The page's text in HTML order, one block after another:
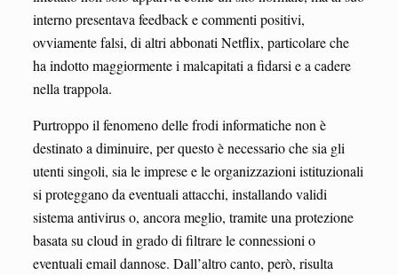
interno presentava feedback e commenti positivi,
ovviamente falsi, di altri abbonati Netflix, particolare che
ha indotto maggiormente i malcapitati a fidarsi e a cadere
nella trappola.
Purtroppo il fenomeno delle frodi informatiche non è
destinato a diminuire, per questo è necessario che sia gli
utenti singoli, sia le imprese e le organizzazioni istituzionali
si proteggano da eventuali attacchi, installando validi
sistema antivirus o, ancora meglio, tramite una protezione
basata su cloud in grado di filtrare le connessioni o
eventuali email dannose. Dall’altro canto, però, risulta